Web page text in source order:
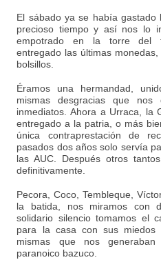
El sábado ya se había
precioso tiempo y así nos lo
empotrado en la torre del
entregado las últimas
bolsillos.
Éramos una hermandad,
mismas desgracias que nos
inmediatos. Ahora a Urraca, la
entregado a la patria, o más
única contraprestación de
pasados dos años solo servía
las AUC. Después otros
definitivamente.
Pecora, Coco, Tembleque,
la batida, nos miramos con
solidario silencio tomamos el
para la casa con sus
mismas que nos
paranoico bazuco.